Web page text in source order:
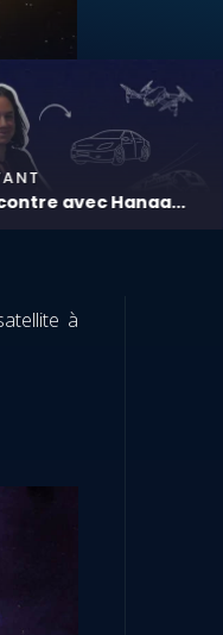
avec Hanaa...
à